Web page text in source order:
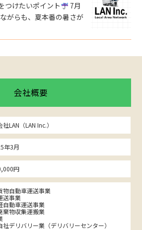
つけたいポイント
7月
がらも、夏本番の暑さが
会社概要
LAN（LAN Inc.）
年3月
円
物自動車運送事業
送事業
自動車運送事業
棄物収集運搬業
社デリバリー業（デリバリーセンター）